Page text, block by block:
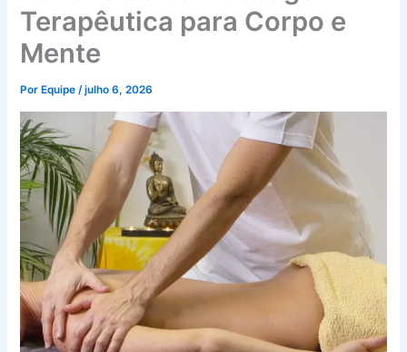
Terapêutica para Corpo e
Mente
Por Equipe/julho 6, 2026